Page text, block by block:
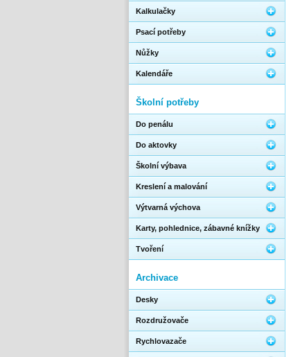
Kalkulačky
Psací potřeby
Nůžky
Kalendáře
Školní potřeby
Do penálu
Do aktovky
Školní výbava
Kreslení a malování
Výtvarná výchova
Karty, pohlednice, zábavné knížky
Tvoření
Archivace
Desky
Rozdružovače
Rychlovazače